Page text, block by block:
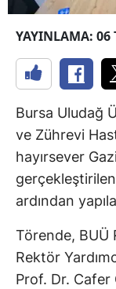
YAYINLAMA:
Bursa Uludağ
ve Zührevi
hayırsever
gerçekleştirilen
ardından
Törende, BUÜ
Rektör
Prof. Dr. Cafer